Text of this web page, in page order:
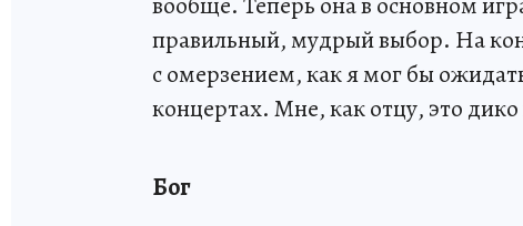
правильный, мудрый выбор. На
с омерзением, как я мог бы
концертах. Мне, как отцу, это
Бог